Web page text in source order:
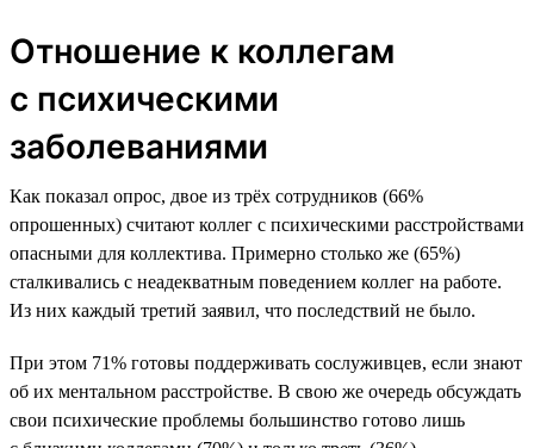
Отношение к коллегам
с психическими
заболеваниями
Как показал опрос, двое из трёх сотрудников (66%
опрошенных) считают коллег с психическими расстройствами
опасными для коллектива. Примерно столько же (65%)
сталкивались с неадекватным поведением коллег на работе.
Из них каждый третий заявил, что последствий не было.
При этом 71% готовы поддерживать сослуживцев, если знают
об их ментальном расстройстве. В свою же очередь обсуждать
свои психические проблемы большинство готово лишь